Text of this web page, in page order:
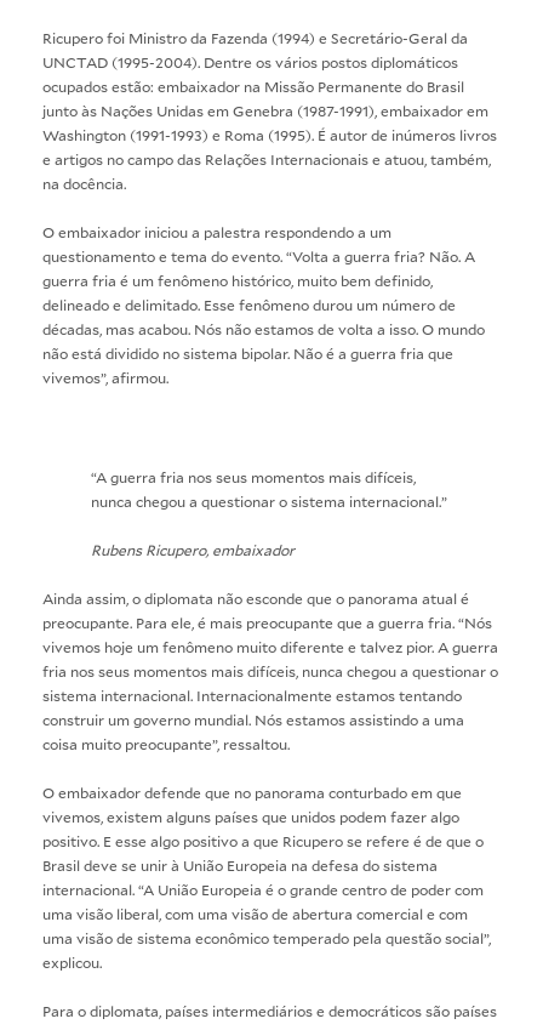
Ricupero foi Ministro da Fazenda (1994) e Secretário-Geral da
UNCTAD (1995-2004). Dentre os vários postos diplomáticos
ocupados estão: embaixador na Missão Permanente do Brasil
junto às Nações Unidas em Genebra (1987-1991), embaixador em
Washington (1991-1993) e Roma (1995). É autor de inúmeros livros
e artigos no campo das Relações Internacionais e atuou, também,
na docência.
O embaixador iniciou a palestra respondendo a um
questionamento e tema do evento. “Volta a guerra fria? Não. A
guerra fria é um fenômeno histórico, muito bem definido,
delineado e delimitado. Esse fenômeno durou um número de
décadas, mas acabou. Nós não estamos de volta a isso. O mundo
não está dividido no sistema bipolar. Não é a guerra fria que
vivemos”, afirmou.
“A guerra fria nos seus momentos mais difíceis,
nunca chegou a questionar o sistema internacional.”
Rubens Ricupero, embaixador
Ainda assim, o diplomata não esconde que o panorama atual é
preocupante. Para ele, é mais preocupante que a guerra fria. “Nós
vivemos hoje um fenômeno muito diferente e talvez pior. A guerra
fria nos seus momentos mais difíceis, nunca chegou a questionar o
sistema internacional. Internacionalmente estamos tentando
construir um governo mundial. Nós estamos assistindo a uma
coisa muito preocupante”, ressaltou.
O embaixador defende que no panorama conturbado em que
vivemos, existem alguns países que unidos podem fazer algo
positivo. E esse algo positivo a que Ricupero se refere é de que o
Brasil deve se unir à União Europeia na defesa do sistema
internacional. “A União Europeia é o grande centro de poder com
uma visão liberal, com uma visão de abertura comercial e com
uma visão de sistema econômico temperado pela questão social”,
explicou.
Para o diplomata, países intermediários e democráticos são países